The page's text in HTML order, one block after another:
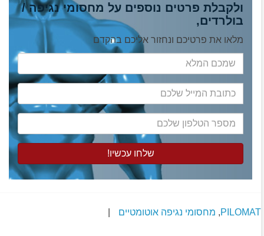
ולקבלת פרטים נוספים על מחסומי נגיפה /
בולרדים,
מלאו את פרטיכם ונחזור אליכם בהקדם
שמכם
המלא
כתובת
המייל
שלכם
מספר
הטלפון
שלכם
PILOMAT
, מחסומי נגיפה אוטומטיים